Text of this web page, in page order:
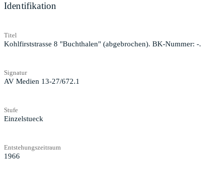
Identifikation
Titel
Kohlfirststrasse 8 "Buchthalen" (abgebrochen). BK-Nummer: -.
Signatur
AV Medien 13-27/672.1
Stufe
Einzelstueck
Entstehungszeitraum
1966